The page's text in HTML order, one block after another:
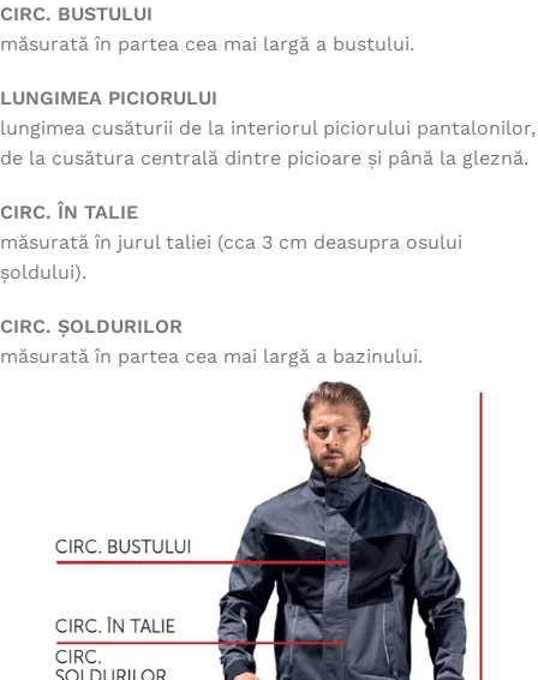
CIRC. BUSTULUI
măsurată în partea cea mai largă a bustului.
LUNGIMEA PICIORULUI
lungimea cusăturii de la interiorul piciorului pantalonilor,
de la cusătura centrală dintre picioare și până la gleznă.
CIRC. ÎN TALIE
măsurată în jurul taliei (cca 3 cm deasupra osului
șoldului).
CIRC. ȘOLDURILOR
măsurată în partea cea mai largă a bazinului.